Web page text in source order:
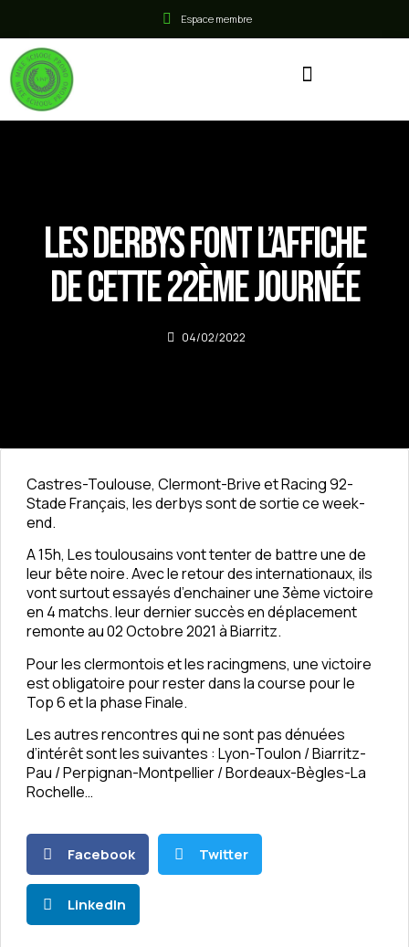
Espace membre
Les derbys font l’affiche
de cette 22ème Journée
04/02/2022
Castres-Toulouse, Clermont-Brive et Racing 92-
Stade Français, les derbys sont de sortie ce week-
end.
A 15h, Les toulousains vont tenter de battre une de
leur bête noire. Avec le retour des internationaux, ils
vont surtout essayés d’enchainer une 3ème victoire
en 4 matchs. leur dernier succès en déplacement
remonte au 02 Octobre 2021 à Biarritz.
Pour les clermontois et les racingmens, une victoire
est obligatoire pour rester dans la course pour le
Top 6 et la phase Finale.
Les autres rencontres qui ne sont pas dénuées
d’intérêt sont les suivantes : Lyon-Toulon / Biarritz-
Pau / Perpignan-Montpellier / Bordeaux-Bègles-La
Rochelle…
Facebook Twitter
LinkedIn